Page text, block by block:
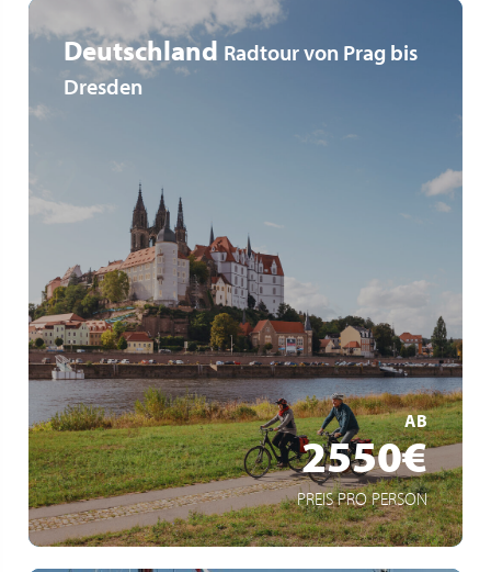
Deutschland Radtour von Prag bis
Dresden
AB
2550€
PREIS PRO PERSON
Radreiseleitung mit Dany Portzenem
Leichte bis mittlere Etappen – ideal für Genussradler
Radeln entlang der Moldau und Elbe
MEHR ERFAHREN